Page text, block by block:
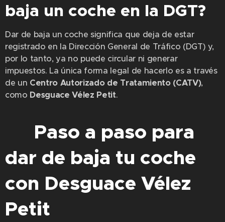
baja un coche en la DGT?
Dar de baja un coche significa que deja de estar
registrado en la Dirección General de Tráfico (DGT) y,
por lo tanto, ya no puede circular ni generar
impuestos. La única forma legal de hacerlo es a través
de un Centro Autorizado de Tratamiento (CATV),
como Desguace Vélez Petit.
Paso a paso para
dar de baja tu coche
con Desguace Vélez
Petit